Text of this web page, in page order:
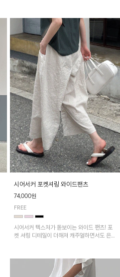
시어서커 포켓셔링 와이드팬츠
74,000원
FREE
시어서커 텍스처가 돋보이는 와이드 팬츠! 포
켓 셔링 디테일이 더해져 캐주얼하면서도 은은
다. 가볍고 쾌적한 착용감으로 여름철 데일리
아이템으로 활용하기 좋아요~